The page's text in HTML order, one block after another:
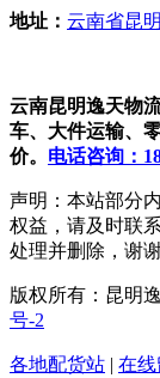
地址： 云南省昆
云南昆明逸天物
车、大件运输、
价。 电话咨询：
声明：本站部分
权益，请及时联
处理并删除，谢
版权所有：昆明
号-2
各地配货站 | 在